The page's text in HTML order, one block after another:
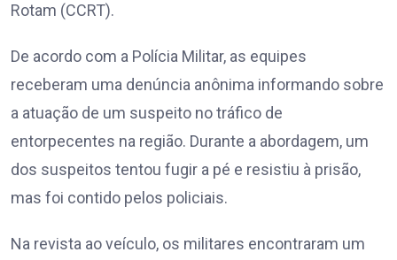
Rotam (CCRT).
De acordo com a Polícia Militar, as equipes
receberam uma denúncia anônima informando sobre
a atuação de um suspeito no tráfico de
entorpecentes na região. Durante a abordagem, um
dos suspeitos tentou fugir a pé e resistiu à prisão,
mas foi contido pelos policiais.
Na revista ao veículo, os militares encontraram um